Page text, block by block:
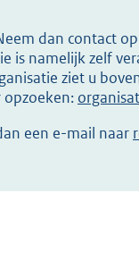
dan contact
is namelijk zelf
ziet u
opzoeken:
een e-mail naar